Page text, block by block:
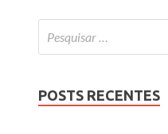
POSTS RECENTES